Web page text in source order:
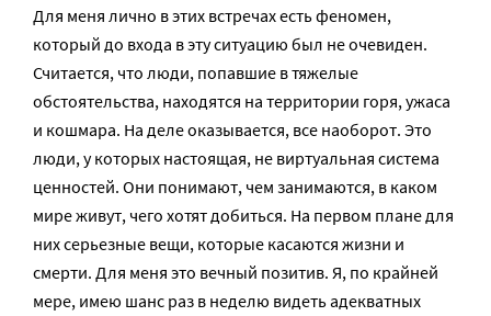
Для меня лично в этих встречах есть феномен,
который до входа в эту ситуацию был не очевиден.
Считается, что люди, попавшие в тяжелые
обстоятельства, находятся на территории горя, ужаса
и кошмара. На деле оказывается, все наоборот. Это
люди, у которых настоящая, не виртуальная система
ценностей. Они понимают, чем занимаются, в каком
мире живут, чего хотят добиться. На первом плане для
них серьезные вещи, которые касаются жизни и
смерти. Для меня это вечный позитив. Я, по крайней
мере, имею шанс раз в неделю видеть адекватных